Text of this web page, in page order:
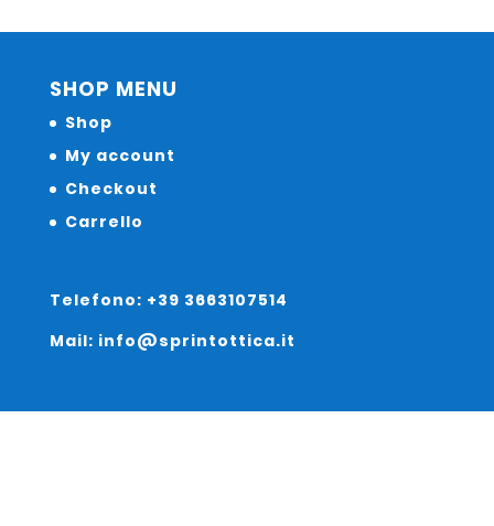
SHOP MENU
Shop
My account
Checkout
Carrello
Telefono: +39 3663107514
Mail: info@sprintottica.it